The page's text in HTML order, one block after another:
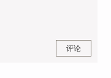
评论